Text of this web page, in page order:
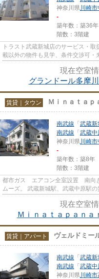
神奈川県川崎
-
築年数：築36年
階数：3階建
トラスト武蔵新城店のサービス・
載以外の物件も見学、条件交渉可
時無料駐車場有（要電話予約...
現在空室
グランドール多摩
賃貸｜タウン Ｍｉｎａｔａｐ
南武線 「武蔵新
南武線 「武蔵中
神奈川県川崎
-
築年数：築8年
階数：3階建
都市ガス エアコン全室設置 南向
ムーズ。 武蔵新城駅、武蔵中原
トラスト武蔵新城店が皆様...
現在空室
Ｍｉｎａｔａｐａｎａ
賃貸｜アパート ヴェルドミー
南武線 「武蔵新
南武線 「武蔵中
神奈川県川崎